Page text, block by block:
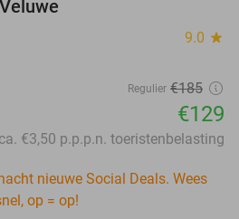
9.0 star
Regulier €185
€129
€3,50 p.p.p.n. toeristenbelasting
nieuwe Social Deals. Wees
op = op!